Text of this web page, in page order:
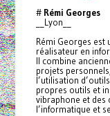
# Rémi Georges
__Lyon__
Rémi Georges
réalisateur en
Il combine
projets
l’utilisation
propres outils et
vibraphone et des
l’informatique et